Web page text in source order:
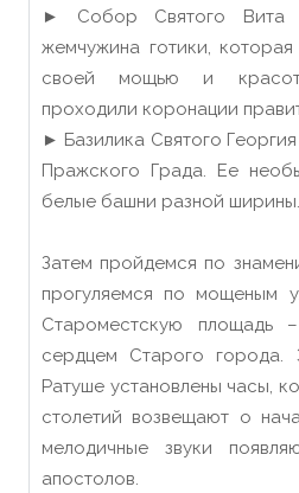
► Собор Святого Вита
жемчужина готики,
своей мощью и
проходили коронации
► Базилика Святого
Пражского Града. Ее
белые башни разной ширины.
Затем пройдемся по
прогуляемся по мощеным
Староместскую площадь
сердцем Старого города.
Ратуше установлены часы,
столетий возвещают о
мелодичные звуки
апостолов.